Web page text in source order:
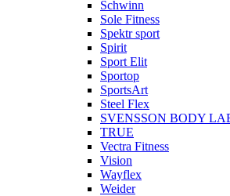
Schwinn
Sole Fitness
Spektr sport
Spirit
Sport Elit
Sportop
SportsArt
Steel Flex
SVENSSON BODY
TRUE
Vectra Fitness
Vision
Wayflex
Weider